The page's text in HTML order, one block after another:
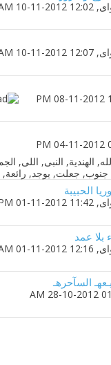
‏, 10-11-2012 12:02 AM
‏, 10-11-2012 12:07 AM
الحبيبة
‏, 01-11-2012 11:42 PM
عمد
‏, 01-11-2012 12:16 AM
السآحرهـ